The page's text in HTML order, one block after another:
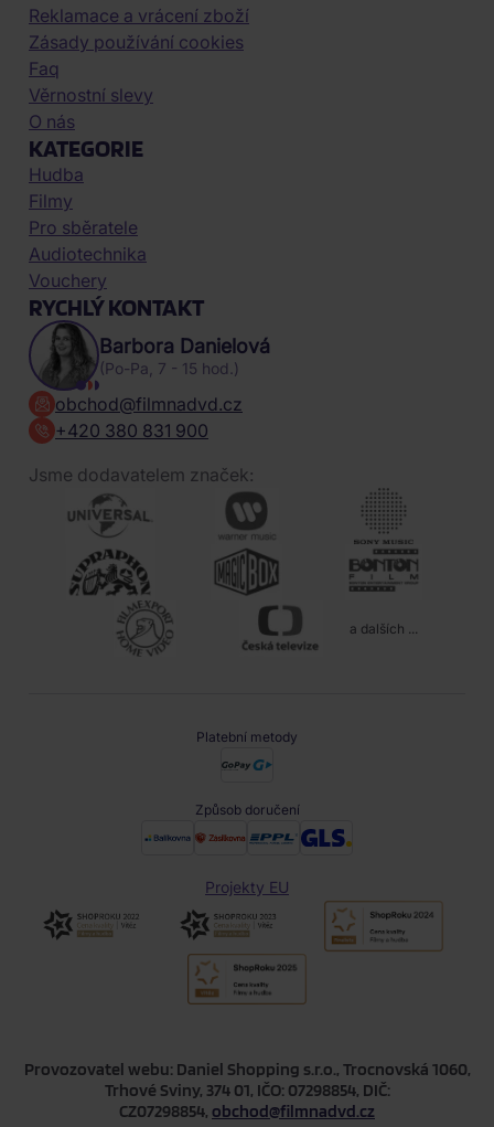
Reklamace a vrácení zboží
Zásady používání cookies
Faq
Věrnostní slevy
O nás
KATEGORIE
Hudba
Filmy
Pro sběratele
Audiotechnika
Vouchery
RYCHLÝ KONTAKT
Barbora Danielová
(Po-Pa, 7 - 15 hod.)
obchod@filmnadvd.cz
+420 380 831 900
Jsme dodavatelem značek:
a dalších ...
Platební metody
Způsob doručení
Projekty EU
Provozovatel webu: Daniel Shopping s.r.o., Trocnovská 1060,
Trhové Sviny, 374 01, IČO: 07298854, DIČ:
CZ07298854, obchod@filmnadvd.cz